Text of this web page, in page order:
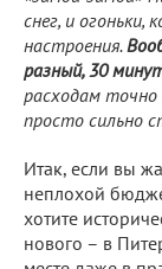
снег, и
настроения.
разный, 30
расходам
просто сильно
Итак, если вы
неплохой
хотите
нового – в